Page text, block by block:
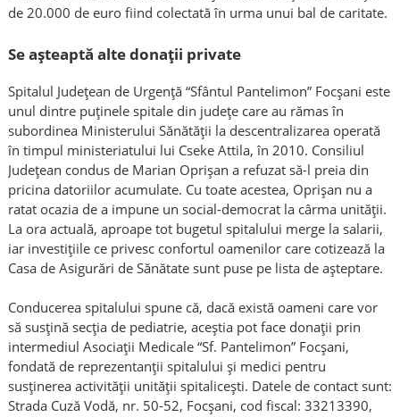
de 20.000 de euro fiind colectată în urma unui bal de caritate.
Se aşteaptă alte donaţii private
Spitalul Judeţean de Urgenţă “Sfântul Pantelimon” Focşani este
unul dintre puţinele spitale din judeţe care au rămas în
subordinea Ministerului Sănătăţii la descentralizarea operată
în timpul ministeriatului lui Cseke Attila, în 2010. Consiliul
Judeţean condus de Marian Oprişan a refuzat să-l preia din
pricina datoriilor acumulate. Cu toate acestea, Oprişan nu a
ratat ocazia de a impune un social-democrat la cârma unităţii.
La ora actuală, aproape tot bugetul spitalului merge la salarii,
iar investiţiile ce privesc confortul oamenilor care cotizează la
Casa de Asigurări de Sănătate sunt puse pe lista de aşteptare.
Conducerea spitalului spune că, dacă există oameni care vor
să susţină secţia de pediatrie, aceştia pot face donaţii prin
intermediul Asociaţii Medicale “Sf. Pantelimon” Focşani,
fondată de reprezentanții spitalului şi medici pentru
susţinerea activităţii unităţii spitaliceşti. Datele de contact sunt:
Strada Cuză Vodă, nr. 50-52, Focşani, cod fiscal: 33213390,